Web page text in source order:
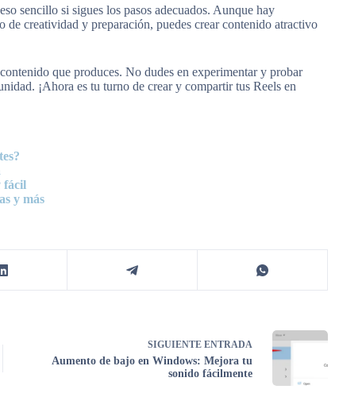
sencillo si sigues los pasos adecuados. Aunque hay
creatividad y preparación, puedes crear contenido atractivo
que produces. No dudes en experimentar y probar
¡Ahora es tu turno de crear y compartir tus Reels en
fácil
y más
SIGUIENTEENTRADA
Aumento de bajo en Windows: Mejora tu
sonido fácilmente